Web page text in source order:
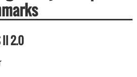
II 2.0